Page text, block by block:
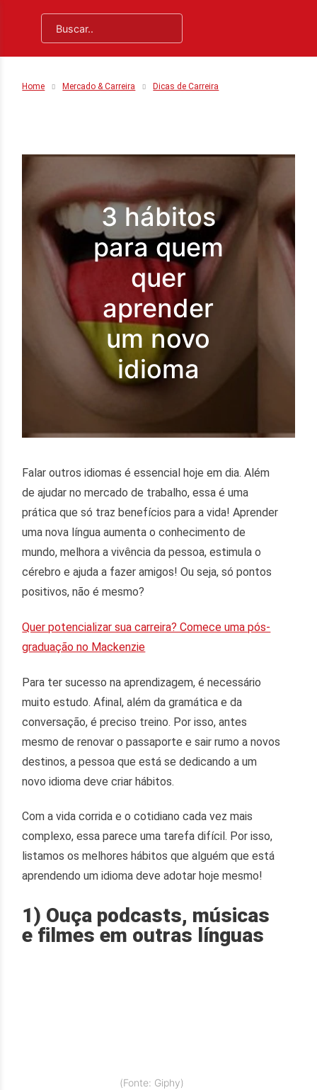
Home Mercado & Carreira Dicas de Carreira
3 hábitos
para quem
quer
aprender
um novo
idioma
Falar outros idiomas é essencial hoje em dia. Além
de ajudar no mercado de trabalho, essa é uma
prática que só traz benefícios para a vida! Aprender
uma nova língua aumenta o conhecimento de
mundo, melhora a vivência da pessoa, estimula o
cérebro e ajuda a fazer amigos! Ou seja, só pontos
positivos, não é mesmo?
Quer potencializar sua carreira? Comece uma pós-
graduação no Mackenzie
Para ter sucesso na aprendizagem, é necessário
muito estudo. Afinal, além da gramática e da
conversação, é preciso treino. Por isso, antes
mesmo de renovar o passaporte e sair rumo a novos
destinos, a pessoa que está se dedicando a um
novo idioma deve criar hábitos.
Com a vida corrida e o cotidiano cada vez mais
complexo, essa parece uma tarefa difícil. Por isso,
listamos os melhores hábitos que alguém que está
aprendendo um idioma deve adotar hoje mesmo!
1) Ouça podcasts, músicas
e filmes em outras línguas
(Fonte: Giphy)